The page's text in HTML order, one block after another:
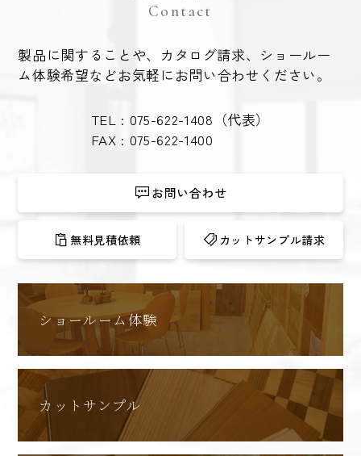
Contact
製品に関することや、カタログ請求、ショールー
ム体験希望などお気軽にお問い合わせください。
TEL : 075-622-1408 （代表）
FAX : 075-622-1400
お問い合わせ
無料見積依頼 カットサンプル請求
ショールーム体験
カットサンプル